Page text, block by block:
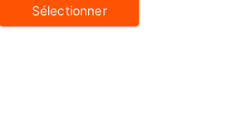
Sélectionner